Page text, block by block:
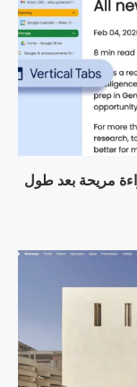
مريحة بعد طول